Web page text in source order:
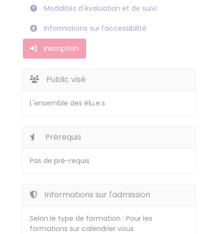
Modalités d'évaluation et de suivi
Informations sur l'accessibilité
Inscription
Public visé
L'ensemble des élu.e.s
Prérequis
Pas de pré-requis
Informations sur l'admission
Selon le type de formation : Pour les
formations sur calendrier vous